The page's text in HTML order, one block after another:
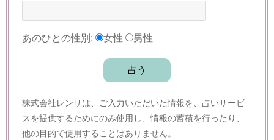
あのひとの性別: 女性 男性
株式会社レンサは、ご入力いただいた情報を、占いサービ
スを提供するためにのみ使用し、情報の蓄積を行ったり、
他の目的で使用することはありません。